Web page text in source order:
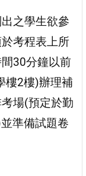
之學生欲參
考程表上所
30分鐘以前
樓2樓)辦理補
場(預定於勤
準備試題卷